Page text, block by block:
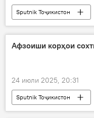
Sputnik Тоҷикистон
Афзоиши корҳои
24 июли 2025, 20:31
Sputnik Тоҷикистон